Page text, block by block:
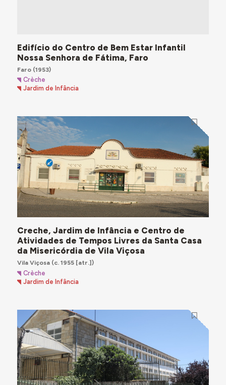
Edifício do Centro de Bem Estar Infantil
Nossa Senhora de Fátima, Faro
Faro(1953)
Crèche
Jardim de Infância
Creche, Jardim de Infância e Centro de
Atividades de Tempos Livres da Santa Casa
da Misericórdia de Vila Viçosa
Vila Viçosa(c. 1955 [atr.])
Crèche
Jardim de Infância